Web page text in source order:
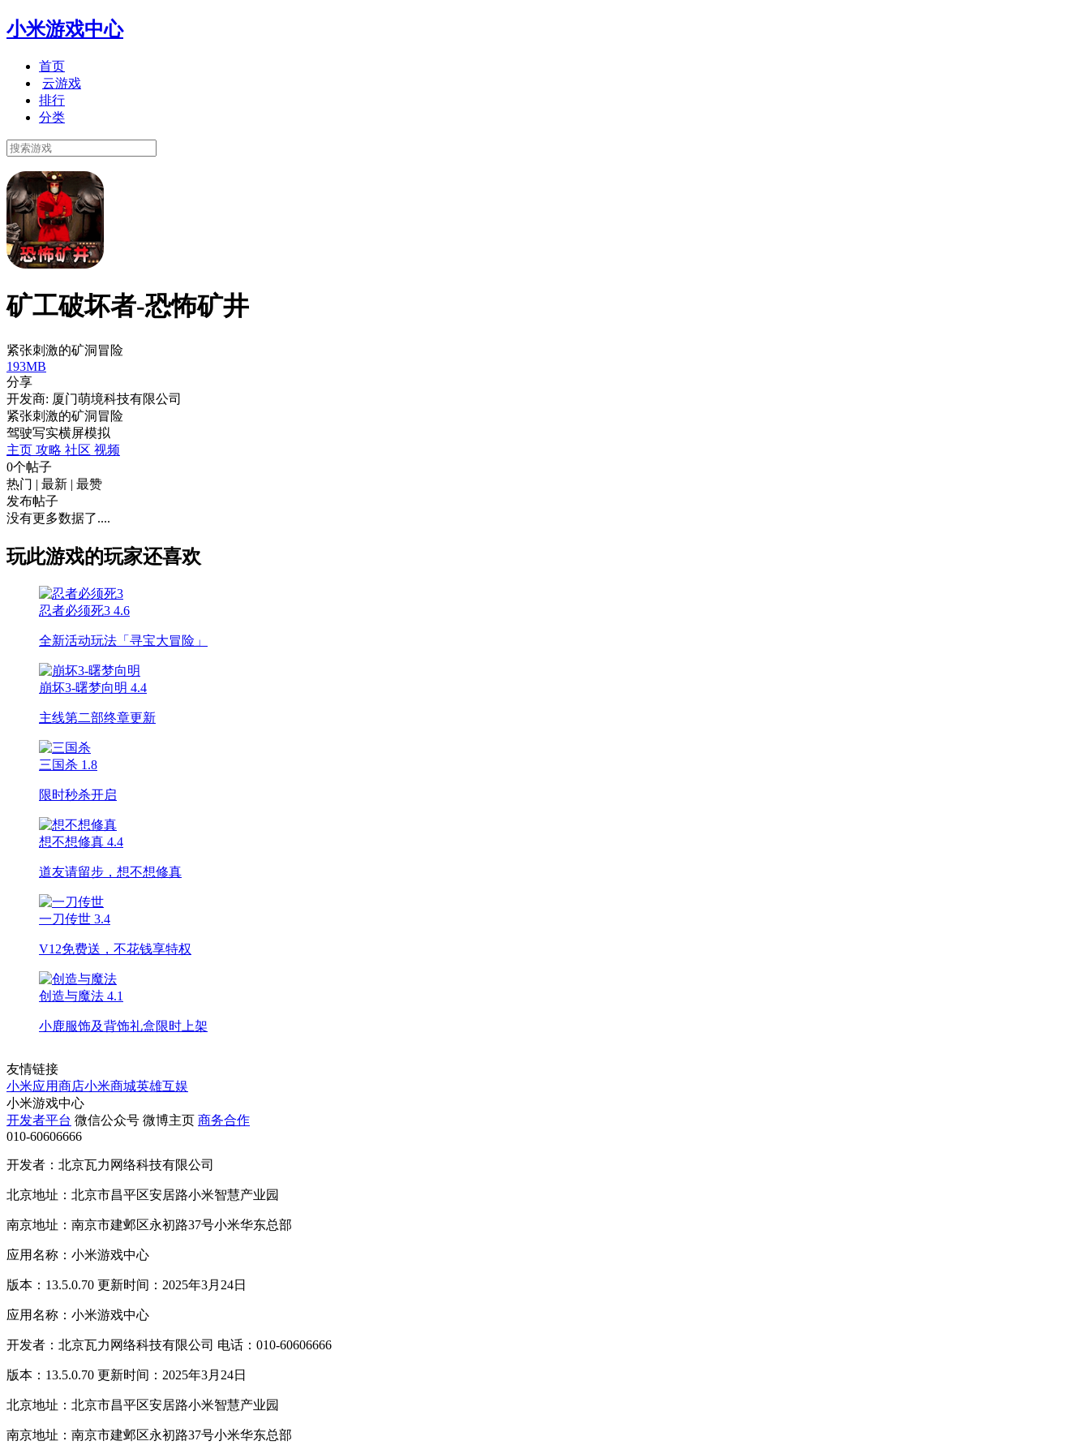
小米游戏中心
首页
云游戏
排行
分类
矿工破坏者-恐怖矿井
紧张刺激的矿洞冒险
193MB
分享
开发商: 厦门萌境科技有限公司
紧张刺激的矿洞冒险
驾驶写实横屏模拟
主页 攻略 社区 视频
0个帖子
热门 | 最新 | 最赞
发布帖子
没有更多数据了....
玩此游戏的玩家还喜欢
忍者必须死3 4.6
全新活动玩法「寻宝大冒险」
崩坏3-曙梦向明 4.4
主线第二部终章更新
三国杀 1.8
限时秒杀开启
想不想修真 4.4
道友请留步，想不想修真
一刀传世 3.4
V12免费送，不花钱享特权
创造与魔法 4.1
小鹿服饰及背饰礼盒限时上架
友情链接
小米应用商店小米商城英雄互娱
小米游戏中心
开发者平台 微信公众号 微博主页 商务合作
010-60606666
开发者：北京瓦力网络科技有限公司
北京地址：北京市昌平区安居路小米智慧产业园
南京地址：南京市建邺区永初路37号小米华东总部
应用名称：小米游戏中心
版本：13.5.0.70 更新时间：2025年3月24日
应用名称：小米游戏中心
开发者：北京瓦力网络科技有限公司 电话：010-60606666
版本：13.5.0.70 更新时间：2025年3月24日
北京地址：北京市昌平区安居路小米智慧产业园
南京地址：南京市建邺区永初路37号小米华东总部